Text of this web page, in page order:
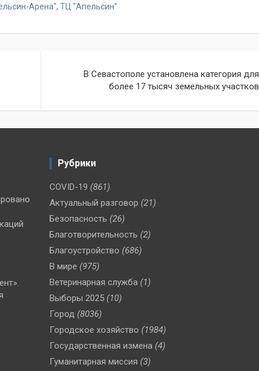
Арена", ТЦ "Апельсин"
В Севастополе установлена категория для
более 17 тысяч земельных участков
Рубрики
COVID-19 (861)
Актуальный разговор (21)
Безопасность (26)
Благотворительность (2)
Благоустройство (686)
В мире (975)
Ветеринарная служба (1)
Выборы 2025 (10)
Город (8036)
Городское хозяйство (1984)
Государственная измена (4)
Гуманитарная миссия (3)